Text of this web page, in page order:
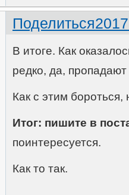
Поделиться
В итоге. Как
редко, да,
Как с этим бороться,
Итог: пишите в
поинтересуется.
Как то так.